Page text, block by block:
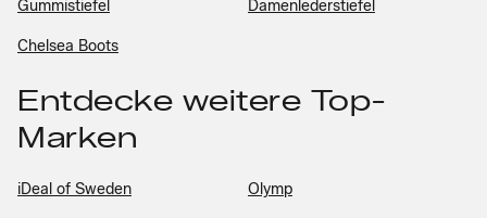
Gummistiefel Damenlederstiefel
Chelsea Boots
Entdecke weitere Top-
Marken
iDeal of Sweden Olymp